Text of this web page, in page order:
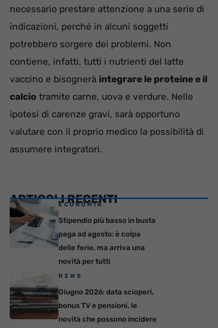
necessario prestare attenzione a una serie di
indicazioni, perché in alcuni soggetti
potrebbero sorgere dei problemi. Non
contiene, infatti, tutti i nutrienti del latte
vaccino e bisognerà integrare le proteine e il
calcio tramite carne, uova e verdure. Nelle
ipotesi di carenze gravi, sarà opportuno
valutare con il proprio medico la possibilità di
assumere integratori.
ARTICOLI RECENTI
ECONOMIA
Stipendio più basso in busta
paga ad agosto: è colpa
delle ferie, ma arriva una
novità per tutti
NEWS
Giugno 2026: data scioperi,
bonus TV e pensioni, le
novità che possono incidere